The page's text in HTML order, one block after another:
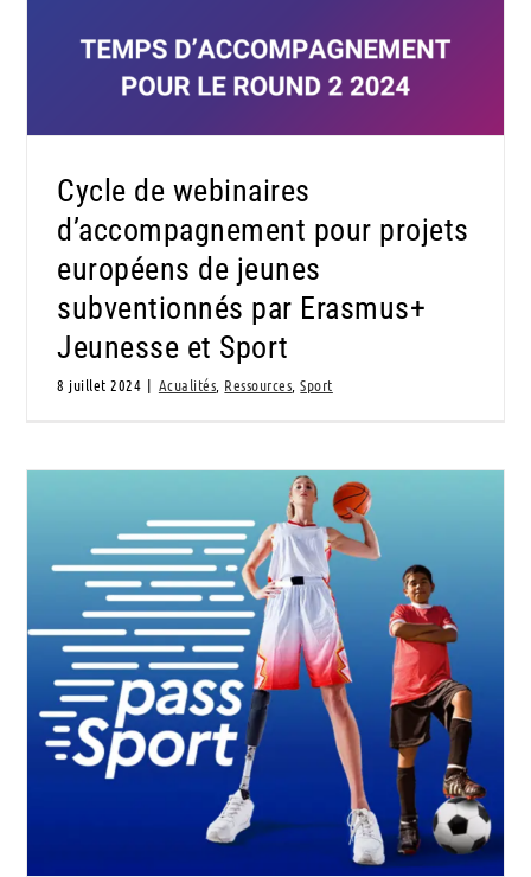
Cycle de webinaires
d’accompagnement pour projets
européens de jeunes
subventionnés par Erasmus+
Jeunesse et Sport
8 juillet 2024 | Acualités Ressources ,Sport
Lancement de la campagne 2024/2025 du
Pass’Sport